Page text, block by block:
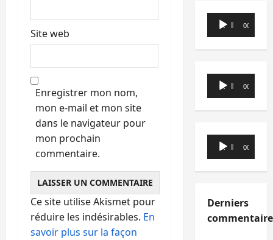
Site web
Enregistrer mon nom,
mon e-mail et mon site
dans le navigateur pour
mon prochain
commentaire.
Ce site utilise Akismet pour
réduire les indésirables. En
savoir plus sur la façon
Lecteur
audio
00:00 00:00
Lecteur
audio
00:00 00:00
Lecteur
audio
00:00 00:00
Derniers